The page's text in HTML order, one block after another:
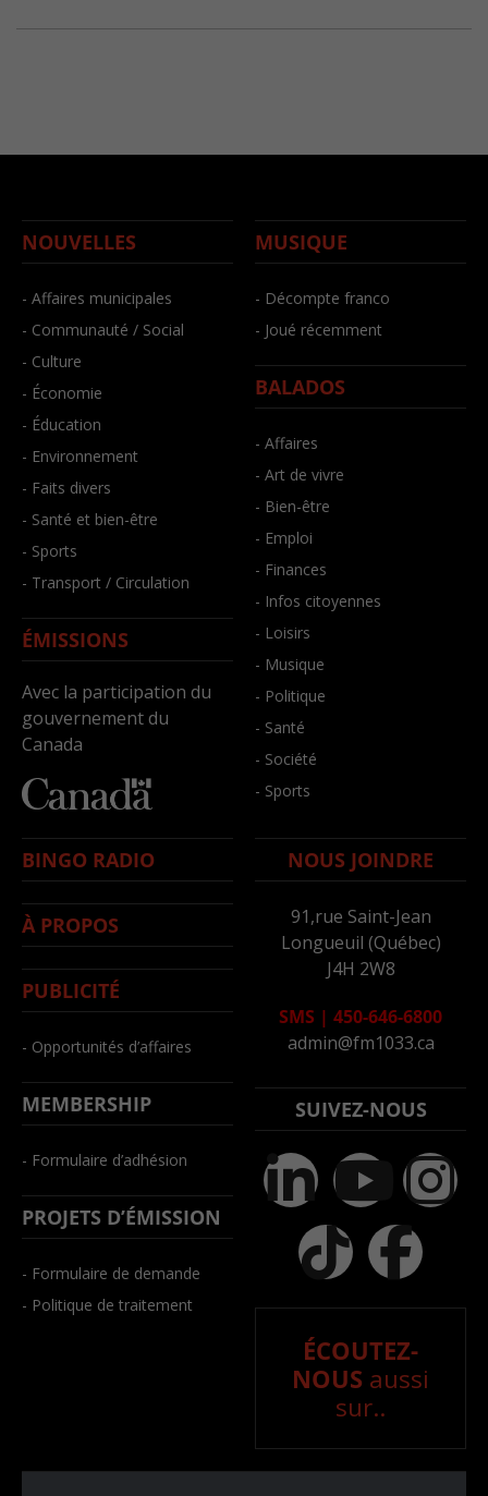
NOUVELLES
- Affaires municipales
- Communauté / Social
- Culture
- Économie
- Éducation
- Environnement
- Faits divers
- Santé et bien-être
- Sports
- Transport / Circulation
ÉMISSIONS
Avec la participation du
gouvernement du
Canada
MUSIQUE
- Décompte franco
- Joué récemment
BALADOS
- Affaires
- Art de vivre
- Bien-être
- Emploi
- Finances
- Infos citoyennes
- Loisirs
- Musique
- Politique
- Santé
- Société
- Sports
BINGO RADIO
À PROPOS
PUBLICITÉ
- Opportunités d’affaires
MEMBERSHIP
- Formulaire d’adhésion
PROJETS D’ÉMISSION
- Formulaire de demande
- Politique de traitement
NOUS JOINDRE
91,rue Saint-Jean
Longueuil (Québec)
J4H 2W8
SMS | 450-646-6800
admin@fm1033.ca
SUIVEZ-NOUS
ÉCOUTEZ-
NOUS aussi
sur..